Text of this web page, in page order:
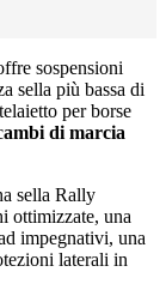
sospensioni
sella più bassa di
per borse
ambi di marcia
sella Rally
ottimizzate, una
impegnativi, una
laterali in